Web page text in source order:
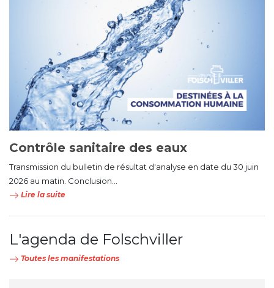
Contrôle sanitaire des eaux
Transmission du bulletin de résultat d'analyse en date du 30 juin
2026 au matin. Conclusion...
Lire la suite
L'agenda de Folschviller
Toutes les manifestations